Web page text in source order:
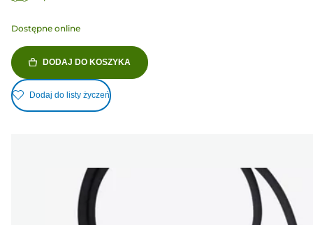
Dostępne online
DODAJ DO KOSZYKA
Dodaj do listy życzeń